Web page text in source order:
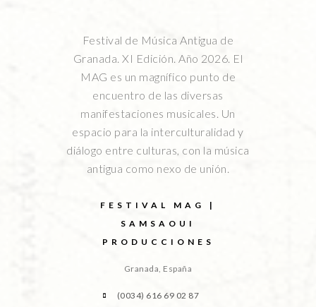
Festival de Música Antigua de
Granada. XI Edición. Año 2026. El
MAG es un magnífico punto de
encuentro de las diversas
manifestaciones musicales. Un
espacio para la interculturalidad y
diálogo entre culturas, con la música
antigua como nexo de unión.
FESTIVAL MAG |
SAMSAOUI
PRODUCCIONES
Granada, España
(0034) 616 69 02 87